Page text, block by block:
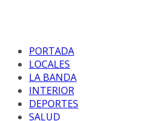
PORTADA
LOCALES
LA BANDA
INTERIOR
DEPORTES
SALUD